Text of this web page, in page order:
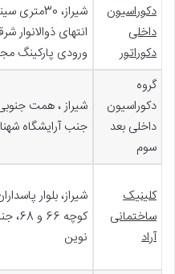
دکوراسیون
داخلی
دکوراتور
شیراز،
انتهای ذوالانوار
ورودی پارکینگ
گروه
دکوراسیون
داخلی بعد
سوم
جنب آرایشگاه
کلینیک
ساختمانی
آراد
شیراز، بلوار
کوچه
نوین